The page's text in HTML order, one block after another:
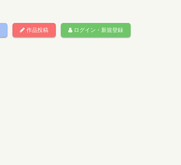
作品投稿 ログイン・新規登録